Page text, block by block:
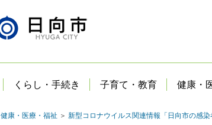
くらし・手続き 子育て・教育 健康・
健康・医療・福祉 ＞ 新型コロナウイルス関連情報「日向市の感染